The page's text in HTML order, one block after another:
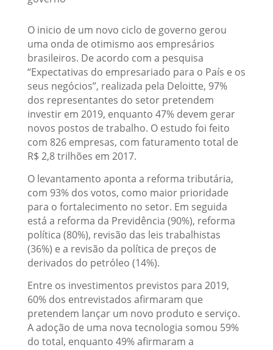
O inicio de um novo ciclo de governo gerou
uma onda de otimismo aos empresários
brasileiros. De acordo com a pesquisa
“Expectativas do empresariado para o País e os
seus negócios”, realizada pela Deloitte, 97%
dos representantes do setor pretendem
investir em 2019, enquanto 47% devem gerar
novos postos de trabalho. O estudo foi feito
com 826 empresas, com faturamento total de
R$ 2,8 trilhões em 2017.
O levantamento aponta a reforma tributária,
com 93% dos votos, como maior prioridade
para o fortalecimento no setor. Em seguida
está a reforma da Previdência (90%), reforma
política (80%), revisão das leis trabalhistas
(36%) e a revisão da política de preços de
derivados do petróleo (14%).
Entre os investimentos previstos para 2019,
60% dos entrevistados afirmaram que
pretendem lançar um novo produto e serviço.
A adoção de uma nova tecnologia somou 59%
do total, enquanto 49% afirmaram a